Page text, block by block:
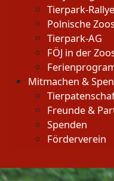
Tierpark-
Polnische
Tierpark-AG
FÖJ in der
Mitmachen &
Freunde &
Spenden
Förderverein